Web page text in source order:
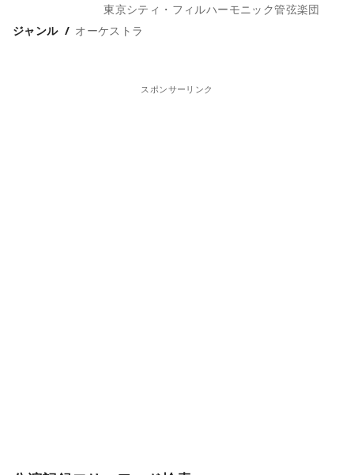
東京シティ・フィルハーモニック管弦楽団
ジャンル
オーケストラ
スポンサーリンク